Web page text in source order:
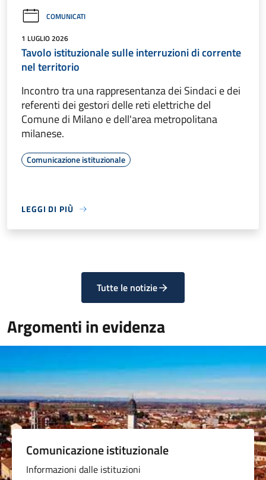
COMUNICATI
1 LUGLIO 2026
Tavolo istituzionale sulle interruzioni di corrente
nel territorio
Incontro tra una rappresentanza dei Sindaci e dei
referenti dei gestori delle reti elettriche del
Comune di Milano e dell'area metropolitana
milanese.
Comunicazione istituzionale
LEGGI DI PIÙ
Tutte le notizie
Argomenti in evidenza
Comunicazione istituzionale
Informazioni dalle istituzioni